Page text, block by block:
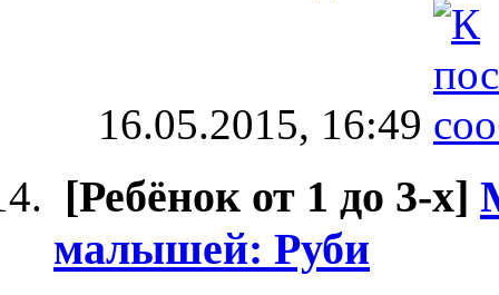
16.05.2015, 16:49
[Ребёнок от 1 до 3-х]
малышей: Руби